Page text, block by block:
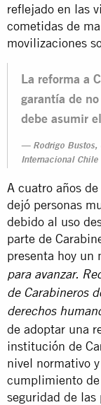
reflejado en las
cometidas de
movilizaciones
La reforma a
garantía de
debe asumir
Rodrigo
Internacional Chile
A cuatro años
dejó personas
debido al uso
parte de
presenta hoy un
para avanzar.
de Carabineros
derechos
de adoptar una
institución de
nivel normativo
cumplimiento
seguridad de las